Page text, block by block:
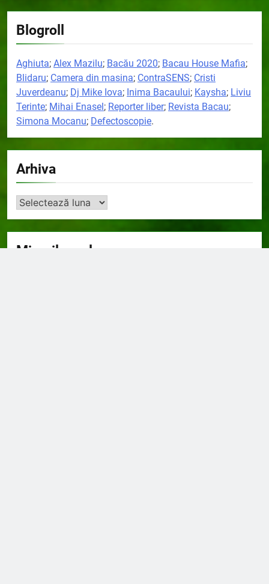
Blogroll
Aghiuta; Alex Mazilu; Bacău 2020; Bacau House Mafia;
Blidaru; Camera din masina; ContraSENS; Cristi
Juverdeanu; Dj Mike Iova; Inima Bacaului; Kaysha; Liviu
Terinte; Mihai Enasel; Reporter liber; Revista Bacau;
Simona Mocanu; Defectoscopie.
Arhiva
Arhiva
Mixurile mele